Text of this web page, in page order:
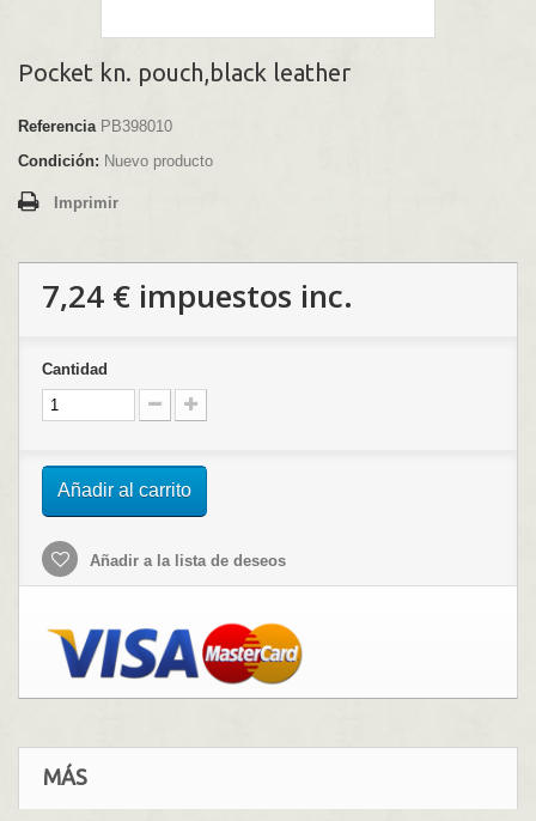
Pocket kn. pouch,black leather
Referencia PB398010
Condición: Nuevo producto
Imprimir
7,24 € impuestos inc.
Cantidad
Añadir al carrito
Añadir a la lista de deseos
MÁS